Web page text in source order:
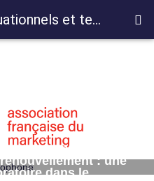
et temporels de
: une
dans le
3926 Aspects situationnels et temporels de l'acte d'achat et de son renouvellement : une analyse théorique exploratoire dans le comportement du consommateur